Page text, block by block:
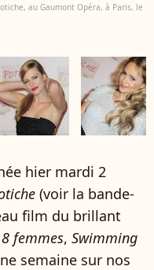
au Gaumont Opéra, à Paris, le
hier mardi 2
(voir la bande-
film du brillant
8 femmes, Swimming
semaine sur nos